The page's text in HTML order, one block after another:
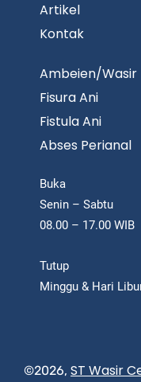
Artikel
Kontak
Ambeien/Wasir
Fisura Ani
Fistula Ani
Abses Perianal
Buka
Senin – Sabtu
08.00 – 17.00 WIB
Tutup
Minggu & Hari
©2026, ST Wasir